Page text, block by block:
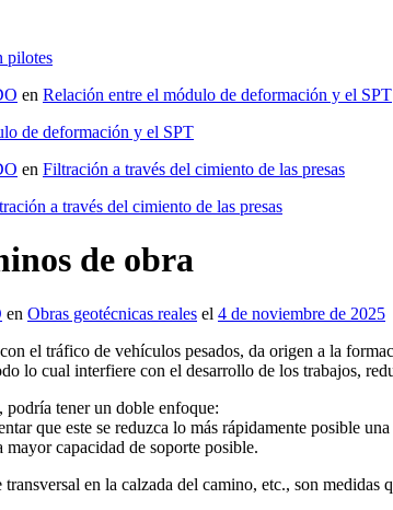
pilotes
en Relación entre el módulo de deformación y el SPT
de deformación y el SPT
en Filtración a través del cimiento de las presas
a través del cimiento de las presas
de obra
en Obras geotécnicas reales el 4 de noviembre de 2025
el tráfico de vehículos pesados, da origen a la
lo cual interfiere con el desarrollo de los trabajos,
tener un doble enfoque:
que este se reduzca lo más rápidamente posible
capacidad de soporte posible.
en la calzada del camino, etc., son medidas